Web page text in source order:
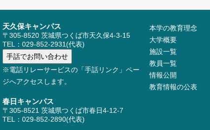
天久保キャンパス
〒305-8520 茨城県つくば市天久保4-3-15
TEL：029-852-2931(代表)
※電話リレーサービスの「手話リンク」ペー
ジへアクセスします。
春日キャンパス
〒305-8521 茨城県つくば市春日4-12-7
TEL：029-852-2890(代表)
本学の教育理念
大学概要
施設⼀覧
教員⼀覧
情報公開
教育情報の公表